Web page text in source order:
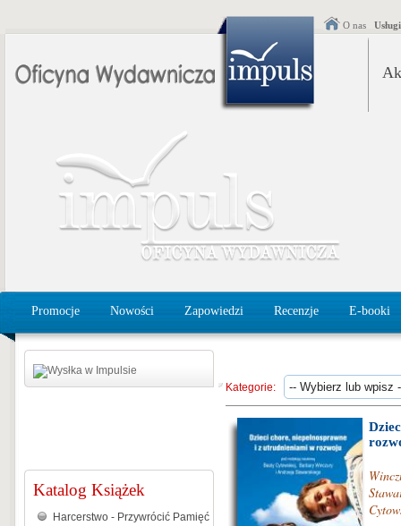
O nas
Promocje Nowości Zapowiedzi Recenzje E-booki
Katalog Książek
Harcerstwo - Przywrócić Pamięć
Kategorie: